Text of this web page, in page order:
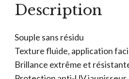
Description
Souple sans résidu
Texture fluide, application
Brillance extrême et